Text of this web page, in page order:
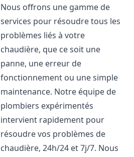
Nous offrons une gamme de
services pour résoudre tous les
problèmes liés à votre
chaudière, que ce soit une
panne, une erreur de
fonctionnement ou une simple
maintenance. Notre équipe de
plombiers expérimentés
intervient rapidement pour
résoudre vos problèmes de
chaudière, 24h/24 et 7j/7. Nous